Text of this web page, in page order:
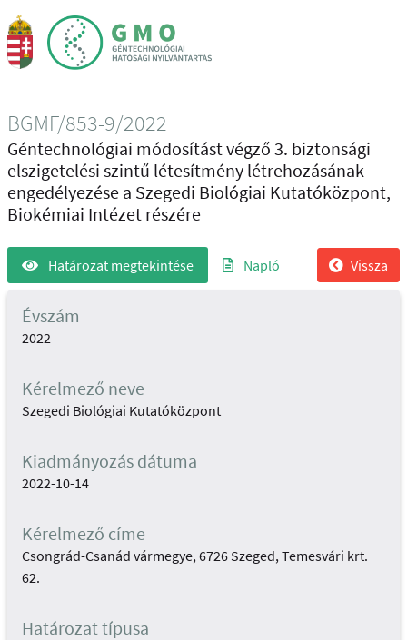
BGMF/853-9/2022
Géntechnológiai módosítást végző 3. biztonsági
elszigetelési szintű létesítmény létrehozásának
engedélyezése a Szegedi Biológiai Kutatóközpont,
Biokémiai Intézet részére
Határozat megtekintése Napló Vissza
Évszám
2022
Kérelmező neve
Szegedi Biológiai Kutatóközpont
Kiadmányozás dátuma
2022-10-14
Kérelmező címe
Csongrád-Csanád vármegye, 6726 Szeged, Temesvári krt.
62.
Határozat típusa